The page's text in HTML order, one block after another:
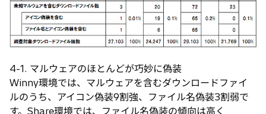
4-1. マルウェアのほとんどが巧妙に偽装
Winny環境では、マルウェアを含むダウンロードファイ
ルのうち、アイコン偽装9割強、ファイル名偽装3割弱で
す。Share環境では、ファイル名偽装の傾向は高く